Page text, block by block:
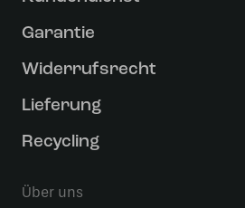
Garantie
Widerrufsrecht
Lieferung
Recycling
Über uns